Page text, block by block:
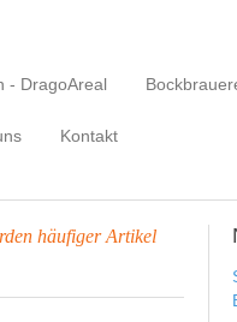
- DragoAreal
Kontakt
häufiger Artikel